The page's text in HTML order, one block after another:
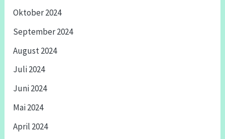
Oktober 2024
September 2024
August 2024
Juli 2024
Juni 2024
Mai 2024
April 2024